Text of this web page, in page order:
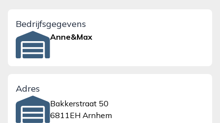
Bedrijfsgegevens
Anne&Max
Adres
Bakkerstraat 50
6811EH Arnhem